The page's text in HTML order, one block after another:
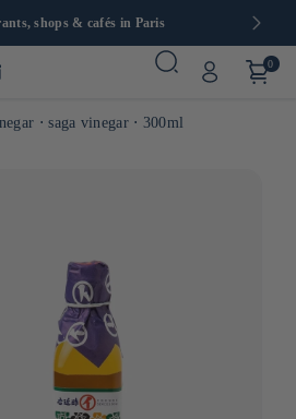
shops & cafés in Paris
0
⋅ saga vinegar ⋅ 300ml